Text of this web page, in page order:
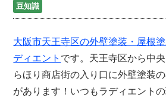
豆知識
大阪市天王寺区の外壁塗装・屋根
ディエント です。天王寺区から中
らほり商店街の入り口に外壁塗装
があります！いつもラディエント